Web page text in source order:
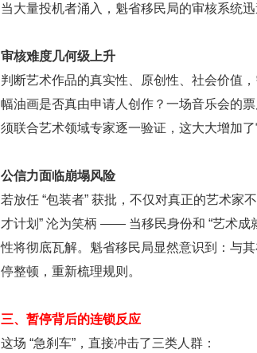
当大量投机者涌入，魁省移民局的审核系统迅
审核难度几何级上升
判断艺术作品的真实性、原创性、社会价值
幅油画是否真由申请人创作？一场音乐会的
须联合艺术领域专家逐一验证，这大大增加了
公信力面临崩塌风险
若放任 “包装者” 获批，不仅对真正的艺术家
才计划” 沦为笑柄 —— 当移民身份和 “艺术成
性将彻底瓦解。魁省移民局显然意识到：与
停整顿，重新梳理规则。
三、暂停背后的连锁反应
这场 “急刹车”，直接冲击了三类人群：